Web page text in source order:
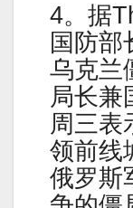
4。据
国防部
乌克兰
局长兼
周三表
领前线
俄罗斯